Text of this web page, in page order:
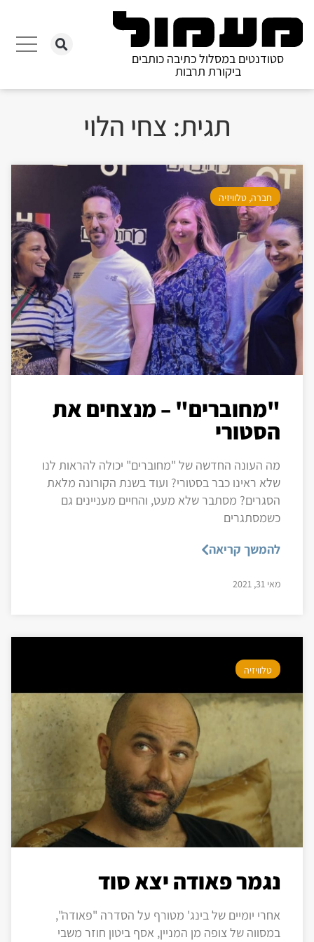
סטודנטים במסלול כתיבה כותבים
ביקורת תרבות
תגית: צחי הלוי
חברה, טלוויזיה
"מחוברים" – מנצחים את
הסטורי
מה העונה החדשה של "מחוברים" יכולה להראות לנו
שלא ראינו כבר בסטורי? ועוד בשנת הקורונה מלאת
הסגרים? מסתבר שלא מעט, והחיים מעניינים גם
כשמסתגרים
להמשך קריאה
מאי 31, 2021
טלוויזיה
נגמר פאודה יצא סוד
אחרי יומיים של בינג' מטורף על הסדרה "פאודה",
במסווה של צופה מן המניין, אסף ביטון חוזר משבי